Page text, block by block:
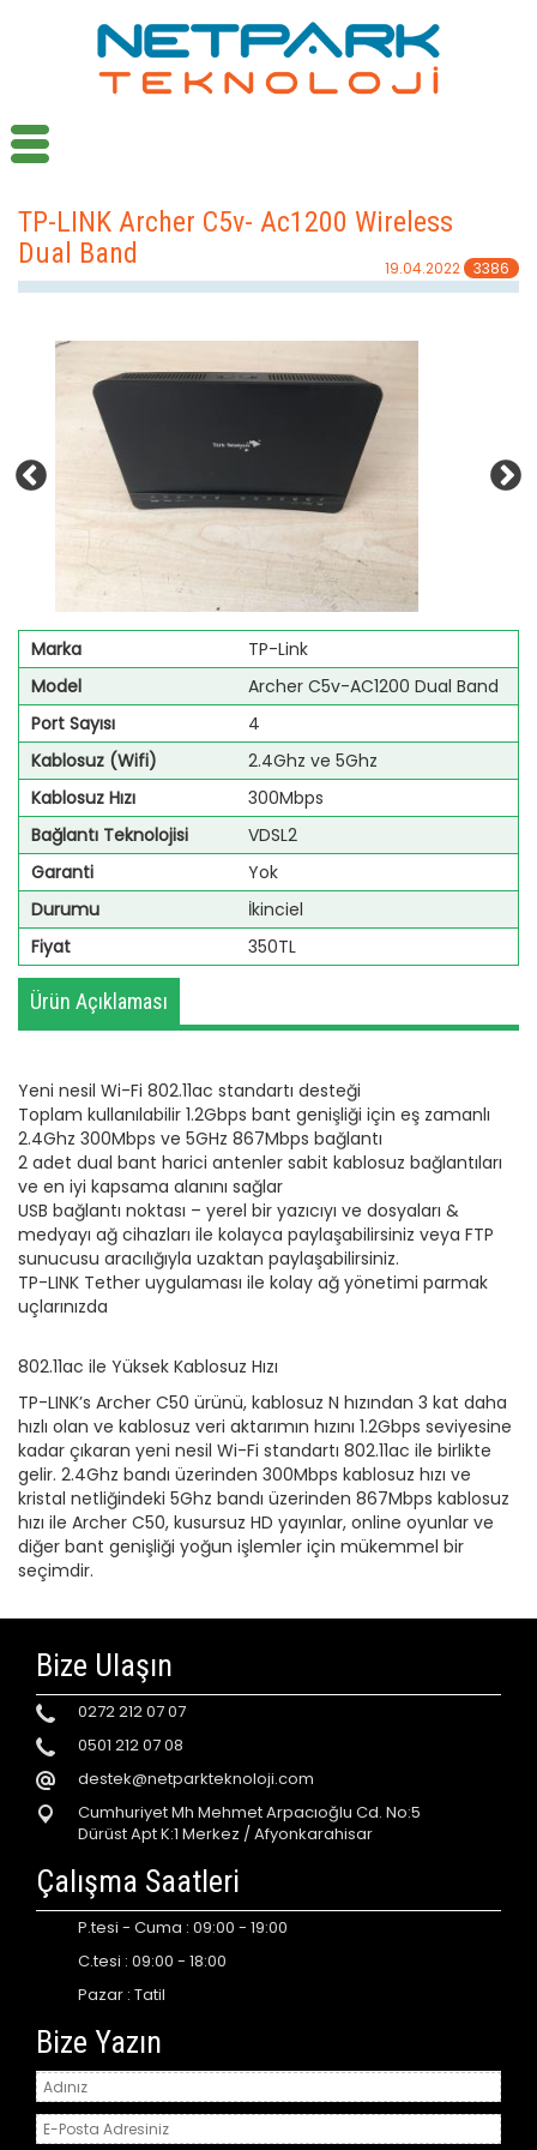
TP-LINK Archer C5v- Ac1200 Wireless
Dual Band
19.04.2022 3386
Marka
TP-Link
Model
Archer C5v-AC1200 Dual Band
Port Sayısı
4
Kablosuz (Wifi)
2.4Ghz ve 5Ghz
Kablosuz Hızı
300Mbps
Bağlantı Teknolojisi
VDSL2
Garanti
Yok
Durumu
İkinciel
Fiyat
350TL
Ürün Açıklaması
Yeni nesil Wi-Fi 802.11ac standartı desteği
Toplam kullanılabilir 1.2Gbps bant genişliği için eş zamanlı
2.4Ghz 300Mbps ve 5GHz 867Mbps bağlantı
2 adet dual bant harici antenler sabit kablosuz bağlantıları
ve en iyi kapsama alanını sağlar
USB bağlantı noktası – yerel bir yazıcıyı ve dosyaları &
medyayı ağ cihazları ile kolayca paylaşabilirsiniz veya FTP
sunucusu aracılığıyla uzaktan paylaşabilirsiniz.
TP-LINK Tether uygulaması ile kolay ağ yönetimi parmak
uçlarınızda
802.11ac ile Yüksek Kablosuz Hızı
TP-LINK’s Archer C50 ürünü, kablosuz N hızından 3 kat daha
hızlı olan ve kablosuz veri aktarımın hızını 1.2Gbps seviyesine
kadar çıkaran yeni nesil Wi-Fi standartı 802.11ac ile birlikte
gelir. 2.4Ghz bandı üzerinden 300Mbps kablosuz hızı ve
kristal netliğindeki 5Ghz bandı üzerinden 867Mbps kablosuz
hızı ile Archer C50, kusursuz HD yayınlar, online oyunlar ve
diğer bant genişliği yoğun işlemler için mükemmel bir
seçimdir.
Bize Ulaşın
0272 212 07 07
0501 212 07 08
destek@netparkteknoloji.com
Cumhuriyet Mh Mehmet Arpacıoğlu Cd. No:5
Dürüst Apt K:1 Merkez / Afyonkarahisar
Çalışma Saatleri
P.tesi - Cuma : 09:00 - 19:00
C.tesi : 09:00 - 18:00
Pazar : Tatil
Bize Yazın